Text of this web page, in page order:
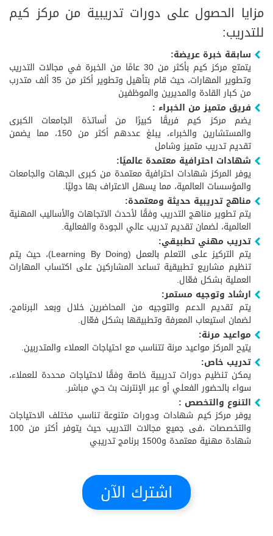
مزايا الحصول على دورات تدريبية من مركز كيم
للتدريب:
سابقة خبرة عريضة:
يتمتع مركز كيم بأكثر من 30 عامًا من الخبرة في مجالات التدريب
وتطوير المهارات، حيث قام بتأهيل وتطوير أكثر من 35 ألف متدرب
من كبار القادة والمديرين والموظفين
فريق متميز من الخبراء :
يضم مركز كيم فريقًا كبيرًا من أساتذة الجامعات الكبرى
والمستشارين والخبراء، يبلغ عددهم أكثر من 150، مما يضمن
تقديم تدريب متميز وشامل
شهادات احترافية معتمدة عالميًا:
يوفر المركز شهادات احترافية معتمدة من كبرى الجهات والجامعات
والمؤسسات العالمية، مما يسهل الاعتراف بها دوليًا.
مناهج تدريبية حديثة ومعتمدة:
يتم تطوير مناهج التدريب وفقًا لأحدث الاتجاهات والأساليب المهنية
العالمية، لضمان تقديم تدريب عالي الجودة والفعالية.
تدريب مهني تطبيقي:
يتم التركيز على التعلم بالعمل (Learning By Doing)، حيث يتم
تنظيم مشاريع تطبيقية تساعد المشاركين على اكتساب المهارات
العملية بشكل فعّال.
ارشاد وتوجيه مستمر:
يتم تقديم الدعم والتوجيه من المحاضرين خلال وبعد البرنامج،
لضمان استيعاب المعرفة وتطبيقها بشكل فعّال.
مواعيد مرنة:
يتيح المركز مواعيد مرنة تتناسب مع احتياجات العملاء والمتدربين.
تدريب خاص:
يمكن تنظيم دورات تدريبية خاصة وفقًا لاحتياجات محددة للعملاء،
سواء بالحضور الفعلي أو عبر الإنترنت بث حي مباشر.
التنوع والتخصص :
يوفر مركز كيم شهادات ودورات متنوعة تناسب مختلف الاحتياجات
والتخصصات ،فى جميع مجالات التدريب حيث يتوفر أكثر من 100
شهادة مهنية معتمدة و1500 برنامج تدريبي
اشترك الآن